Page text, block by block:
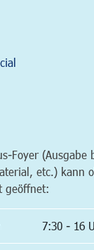
Foyer (Ausgabe
etc.) kann
geöffnet:
7:30 - 16